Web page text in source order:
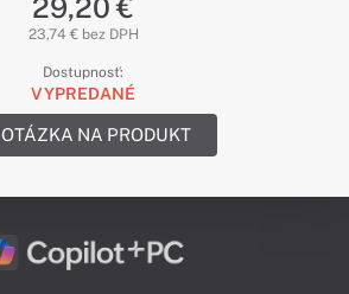
29,20 €
23,74 € bez DPH
Dostupnosť:
VYPREDANÉ
OTÁZKA NA PRODUKT